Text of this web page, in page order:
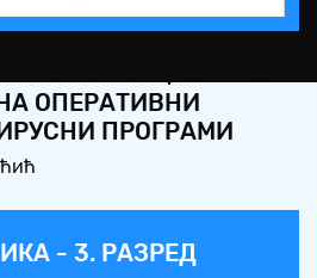
Video
ОПЕРАТИВНИ
ПРОГРАМИ
- 3. РАЗРЕД